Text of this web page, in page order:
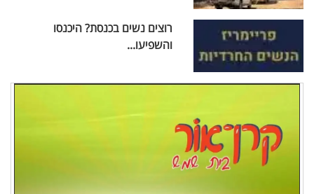
רוצים נשים בכנסת? היכנסו
והשפיעו...